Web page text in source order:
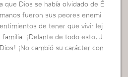
que Dios se había olvidado de É
fueron sus peores enemi
de tener que vivir lej
¡Delante de todo esto, J
¡No cambió su carácter con